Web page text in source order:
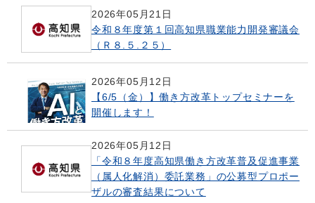
2026年05月21日
令和８年度第１回高知県職業能力開発審議会
（Ｒ８.５.２５）
2026年05月12日
【6/5（金）】働き方改革トップセミナーを
開催します！
2026年05月12日
「令和８年度高知県働き方改革普及促進事業
（属人化解消）委託業務」の公募型プロポー
ザルの審査結果について